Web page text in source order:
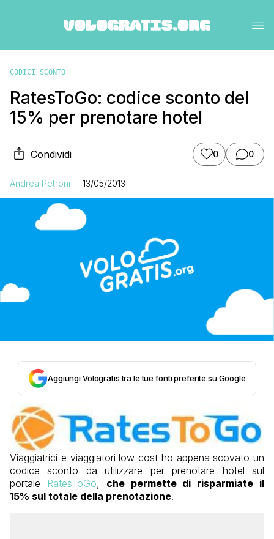
CODICI SCONTO
RatesToGo: codice sconto del
15% per prenotare hotel
Condividi 0 0
Andrea Petroni 13/05/2013
Aggiungi Vologratis tra le tue fonti preferite su Google
Viaggiatrici e viaggiatori low cost ho appena scovato un
codice sconto da utilizzare per prenotare hotel sul
portale
RatesToGo
che permette di risparmiate il
15% sul totale della prenotazione.